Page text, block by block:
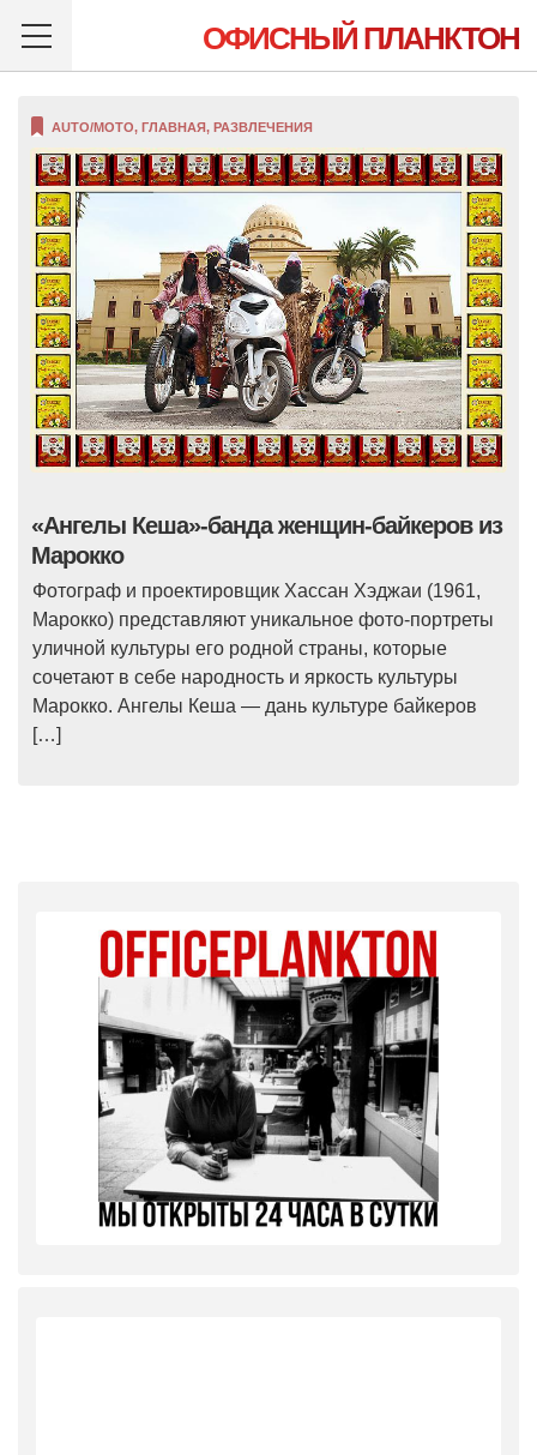
ОФИСНЫЙ ПЛАНКТОН
AUTO/MOTO, ГЛАВНАЯ, РАЗВЛЕЧЕНИЯ
«Ангелы Кеша»-банда женщин-байкеров из
Марокко
Фотограф и проектировщик Хассан Хэджаи (1961,
Марокко) представляют уникальное фото-портреты
уличной культуры его родной страны, которые
сочетают в себе народность и яркость культуры
Марокко. Ангелы Кеша — дань культуре байкеров
[…]